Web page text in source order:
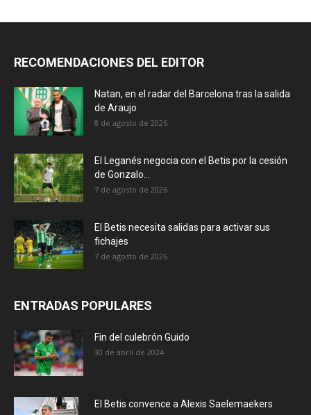
RECOMENDACIONES DEL EDITOR
Natan, en el radar del Barcelona tras la salida
de Araujo
8 de agosto de 2026
El Leganés negocia con el Betis por la cesión
de Gonzalo...
7 de agosto de 2026
El Betis necesita salidas para activar sus
fichajes
7 de agosto de 2026
ENTRADAS POPULARES
Fin del culebrón Guido
30 de abril de 2024
El Betis convence a Alexis Saelemaekers